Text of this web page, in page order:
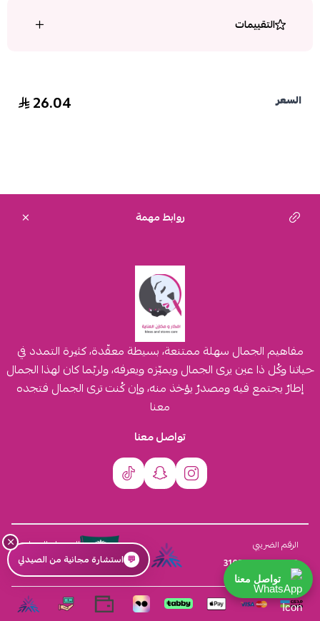
التقييمات
السعر 26.04
روابط مهمة
مفاهيم الجمال سهلة ممتنعة، بسيطة معقّدة، كثيرة التمدد في
حياتنا وكُل ذا عين يرى الجمال ويميّزه ويعرفه، ولربّما كان لهذا الجمال
إطارٌ يجتمع فيه ومصدرٌ يؤخذ منه، وإن كُنت ترى الجمال فتجده
معنا
تواصل معنا
الرقم الضريبي
310555259800003
السجل التجاري
4030431116
×
💬 استشارة مجانية من الصيدلي
تواصل معنا